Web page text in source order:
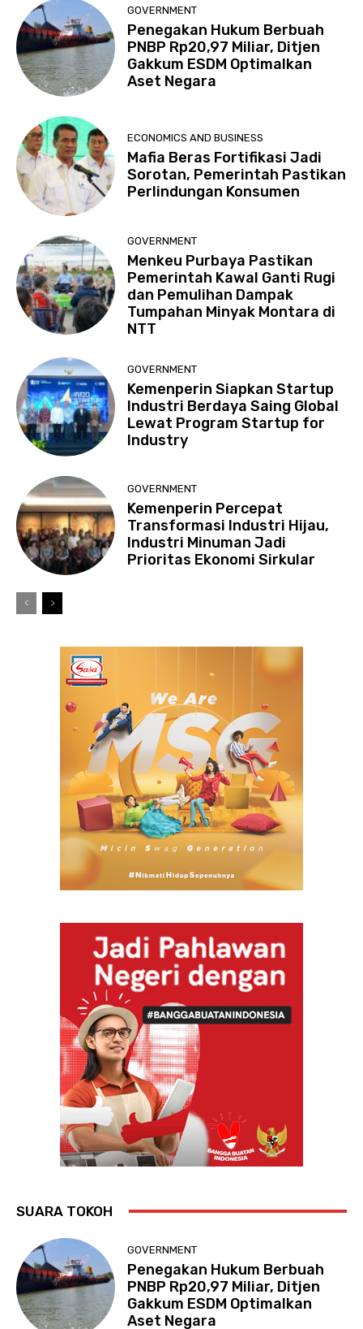
GOVERNMENT
Penegakan Hukum Berbuah
PNBP Rp20,97 Miliar, Ditjen
Gakkum ESDM Optimalkan
Aset Negara
ECONOMICS AND BUSINESS
Mafia Beras Fortifikasi Jadi
Sorotan, Pemerintah Pastikan
Perlindungan Konsumen
GOVERNMENT
Menkeu Purbaya Pastikan
Pemerintah Kawal Ganti Rugi
dan Pemulihan Dampak
Tumpahan Minyak Montara di
NTT
GOVERNMENT
Kemenperin Siapkan Startup
Industri Berdaya Saing Global
Lewat Program Startup for
Industry
GOVERNMENT
Kemenperin Percepat
Transformasi Industri Hijau,
Industri Minuman Jadi
Prioritas Ekonomi Sirkular
SUARA TOKOH
GOVERNMENT
Penegakan Hukum Berbuah
PNBP Rp20,97 Miliar, Ditjen
Gakkum ESDM Optimalkan
Aset Negara